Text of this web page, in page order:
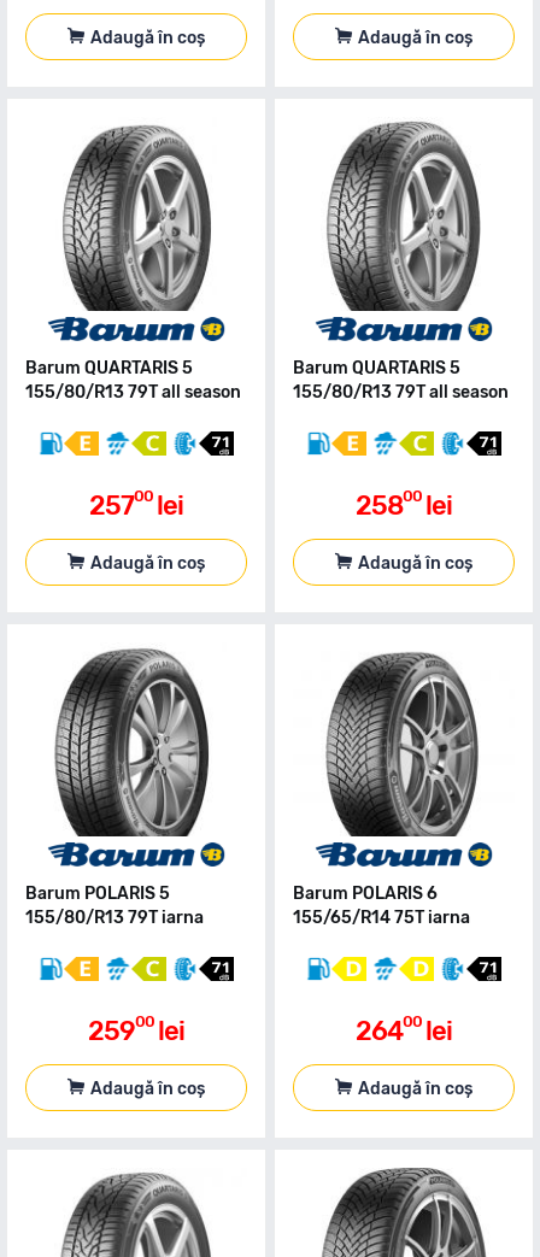
Adaugă în coș Adaugă în coș
Barum QUARTARIS 5
155/80/R13 79T all season
25700 lei
Adaugă în coș
Barum QUARTARIS 5
155/80/R13 79T all season
25800 lei
Adaugă în coș
Barum POLARIS 5
155/80/R13 79T iarna
25900 lei
Adaugă în coș
Barum POLARIS 6
155/65/R14 75T iarna
26400 lei
Adaugă în coș